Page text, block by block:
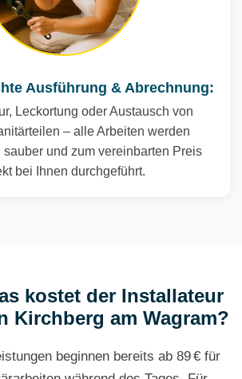
Ausführung & Abrechnung:
Leckortung oder Austausch von
– alle Arbeiten werden
sauber und zum vereinbarten Preis
bei Ihnen durchgeführt.
kostet der Installateur
Kirchberg am Wagram?
beginnen bereits ab 89 € für